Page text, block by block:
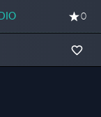
0